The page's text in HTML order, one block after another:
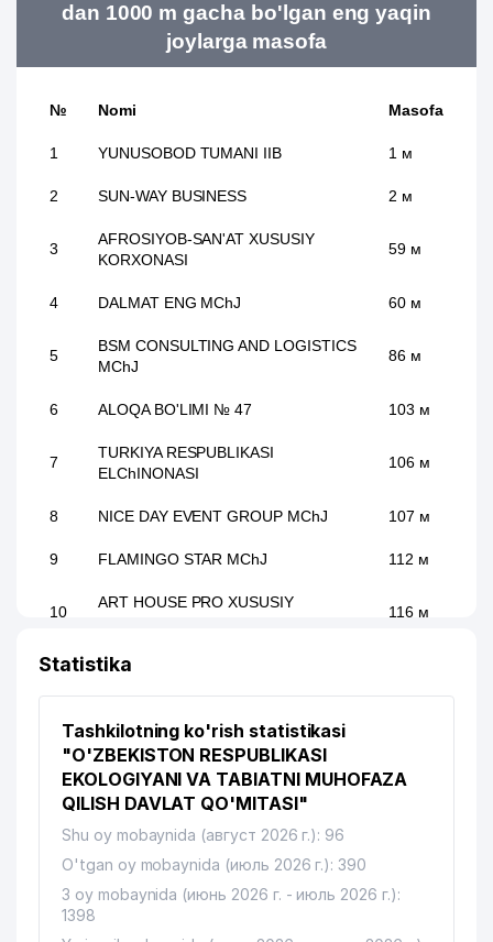
dan 1000 m gacha bo'lgan eng yaqin
joylarga masofa
№ Nomi Masofa
1 YUNUSOBOD TUMANI IIB 1 м
2 SUN-WAY BUSINESS 2 м
3
AFROSIYOB-SAN'AT XUSUSIY
KORXONASI
59 м
4 DALMAT ENG MChJ 60 м
5
BSM CONSULTING AND LOGISTICS
MChJ
86 м
6 ALOQA BO'LIMI № 47 103 м
7
TURKIYA RESPUBLIKASI
ELChINONASI
106 м
8 NICE DAY EVENT GROUP MChJ 107 м
9 FLAMINGO STAR MChJ 112 м
10
ART HOUSE PRO XUSUSIY
116 м
11 PROF HORECA MChJ
13 BASCONI LUX XUSUSIY KORXONASI
14 Smile Concept
15 NUR-IJOD UY-JOY MULK SHIRKATI
16
ADVOKATLIK FIRMASI
120 м
Statistika
Tashkilotning ko'rish statistikasi
"O'ZBEKISTON RESPUBLIKASI
EKOLOGIYANI VA TABIATNI MUHOFAZA
QILISH DAVLAT QO'MITASI"
Shu oy mobaynida (август 2026 г.): 96
O'tgan oy mobaynida (июль 2026 г.): 390
3 oy mobaynida (июнь 2026 г. - июль 2026 г.):
1398